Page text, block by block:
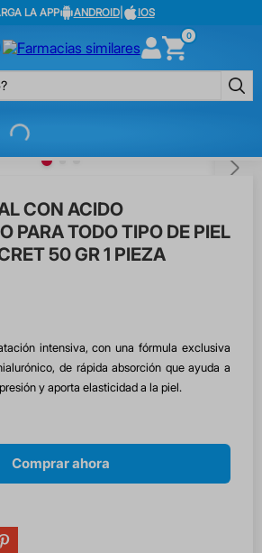
LA APP ANDROID| IOS
0
CON ACIDO
PARA TODO TIPO DE PIEL
50 GR 1 PIEZA
intensiva, con una fórmula exclusiva
de rápida absorción que ayuda a
y aporta elasticidad a la piel.
Comprar ahora